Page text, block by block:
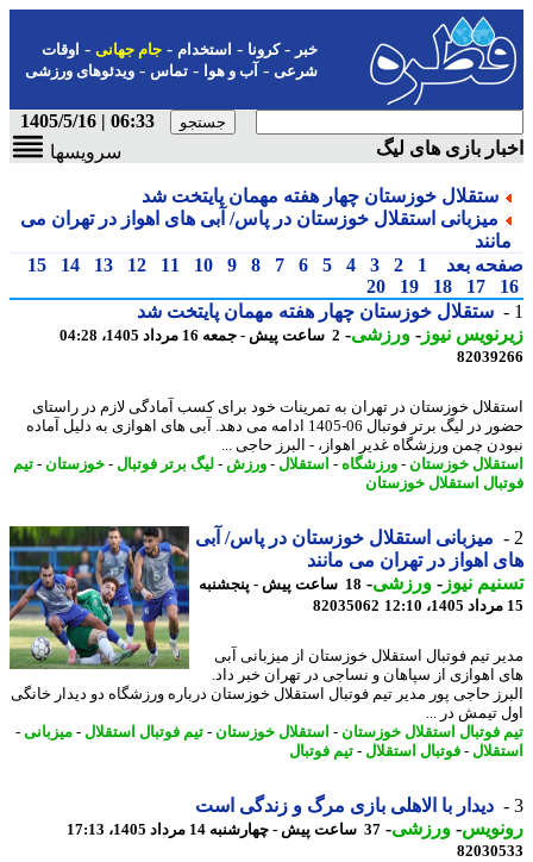
-کرونا-استخدام- جام جهانی-اوقات
شرعی-آب و هوا-تماس-ویدئوهای ورزشی
06:33 | 1405/5/16
بازی های لیگ
سرویسها
ستقلال خوزستان چهار هفته مهمان پایتخت شد
میزبانی استقلال خوزستان در پاس/ آبی های اهواز در تهران می
بعد
1
2
3
4
5
6
7
8
9
10
11
12
13
14
15
17
18
19
20
ستقلال خوزستان چهار هفته مهمان پایتخت شد
نیوز-ورزشی-2 ساعت پیش - جمعه 16 مرداد 1405، 04:28
خوزستان در تهران به تمرینات خود برای کسب آمادگی لازم در راستای
حضور در لیگ برتر فوتبال 06-1405 ادامه می دهد. آبی های اهوازی به دلیل آماده
چمن ورزشگاه غدیر اهواز، - البرز حاجی ...
خوزستان-ورزشگاه-استقلال-ورزش -لیگ برتر فوتبال-خوزستان-تیم
استقلال خوزستان
میزبانی استقلال خوزستان در پاس/ آبی
اهواز در تهران می مانند
نیوز-ورزشی-
18 ساعت پیش - پنجشنبه
82035062
تیم فوتبال استقلال خوزستان از میزبانی آبی
اهوازی از سپاهان و نساجی در تهران خبر داد.
حاجی پور مدیر تیم فوتبال استقلال خوزستان درباره ورزشگاه دو دیدار خانگی
تیمش در ...
فوتبال استقلال خوزستان-استقلال خوزستان-تیم فوتبال استقلال-میزبانی -
-فوتبال استقلال-تیم فوتبال
دیدار با الاهلی بازی مرگ و زندگی است
-ورزشی-37 ساعت پیش - چهارشنبه 14 مرداد 1405، 17:13